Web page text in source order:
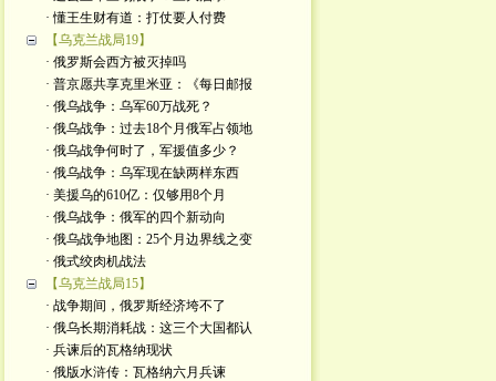
· 懂王生财有道：打仗要人付费
【乌克兰战局19】
· 俄罗斯会西方被灭掉吗
· 普京愿共享克里米亚：《每日邮报
· 俄乌战争：乌军60万战死？
· 俄乌战争：过去18个月俄军占领地
· 俄乌战争何时了，军援值多少？
· 俄乌战争：乌军现在缺两样东西
· 美援乌的610亿：仅够用8个月
· 俄乌战争：俄军的四个新动向
· 俄乌战争地图：25个月边界线之变
· 俄式绞肉机战法
【乌克兰战局15】
· 战争期间，俄罗斯经济垮不了
· 俄乌长期消耗战：这三个大国都认
· 兵谏后的瓦格纳现状
· 俄版水浒传：瓦格纳六月兵谏